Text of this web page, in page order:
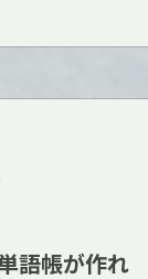
語帳が作れ